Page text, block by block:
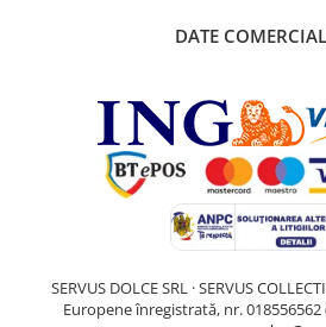
DATE
SERVUS DOLCE SRL · SERVUS
Europene înregistrată, nr. 018556562